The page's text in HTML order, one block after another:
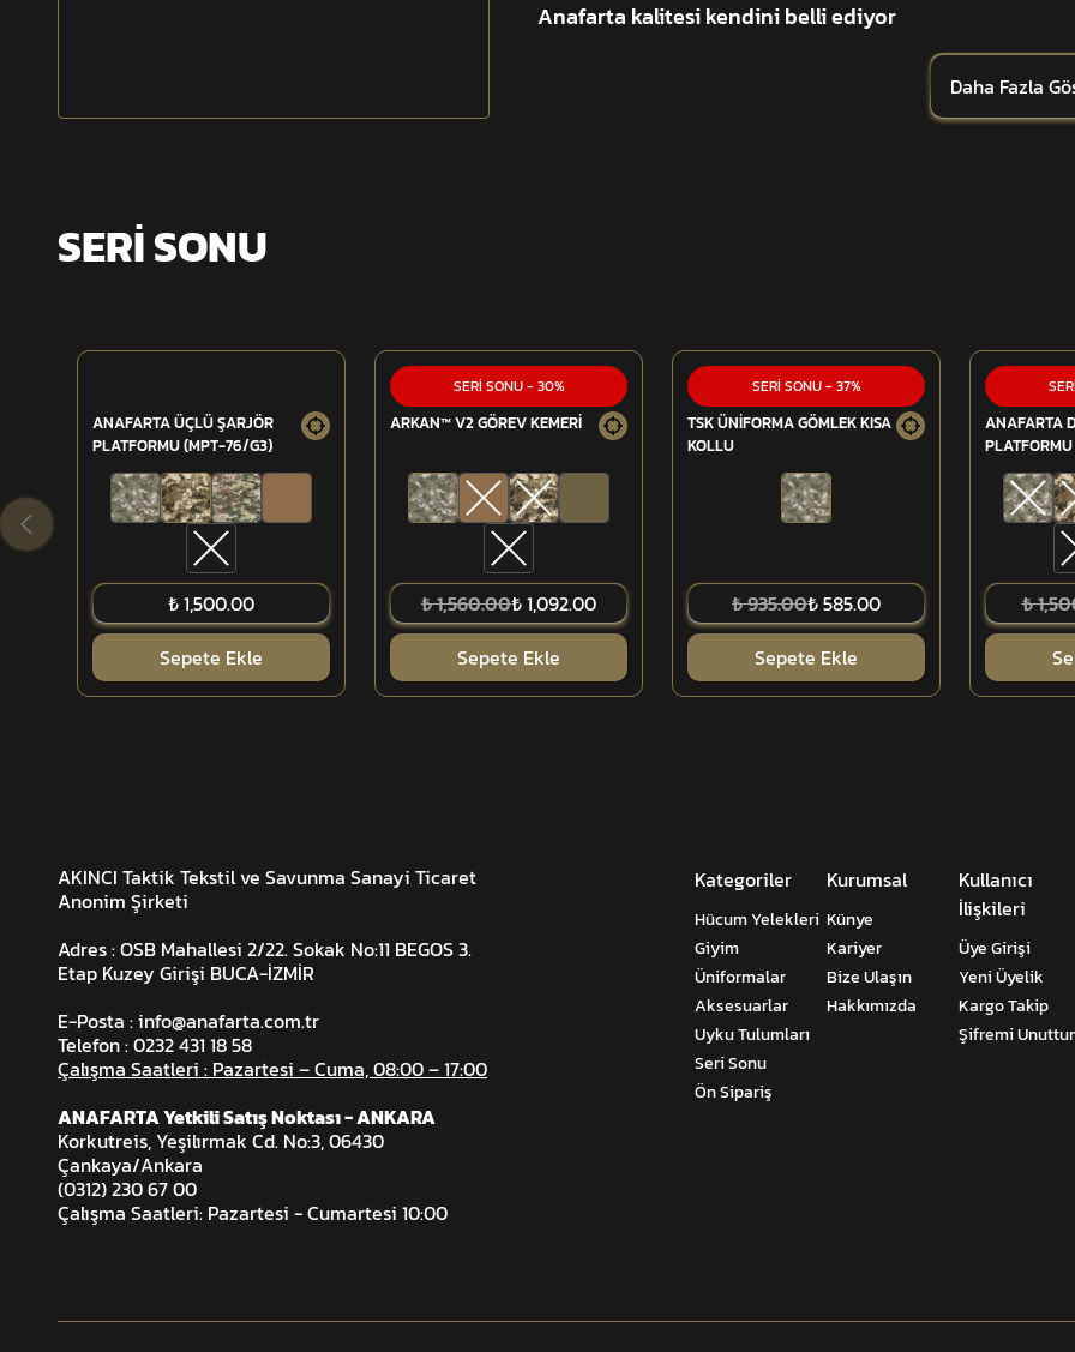
Anafarta kalitesi kendini belli ediyor
Daha Fazla
SERİ SONU
ANAFARTA ÜÇLÜ ŞARJÖR
PLATFORMU (MPT-76/G3)
₺ 1,500.00
Sepete Ekle
SERİ SONU- 30%
ARKAN™ V2 GÖREV KEMERİ
₺ 1,560.00₺ 1,092.00
Sepete Ekle
SERİ SONU- 37%
TSK ÜNİFORMA GÖMLEK KISA
KOLLU
₺ 935.00₺ 585.00
Sepete Ekle
ANAFARTA
₺
AKINCI Taktik Tekstil ve Savunma Sanayi Ticaret
Anonim Şirketi
Adres : OSB Mahallesi 2/22. Sokak No:11 BEGOS 3.
Etap Kuzey Girişi BUCA-İZMİR
E-Posta :info@anafarta.com.tr
Telefon : 0232 431 18 58
Çalışma Saatleri : Pazartesi – Cuma, 08:00 – 17:00
ANAFARTA Yetkili Satış Noktası - ANKARA
Korkutreis, Yeşilırmak Cd. No:3, 06430
Çankaya/Ankara
(0312) 230 67 00
Çalışma Saatleri: Pazartesi - Cumartesi 10:00
Kategoriler
Hücum Yelekleri
Giyim
Üniformalar
Aksesuarlar
Uyku Tulumları
Seri Sonu
Ön Sipariş
Kurumsal
Künye
Kariyer
Bize Ulaşın
Hakkımızda
Kullanıcı
İlişkileri
Üye Girişi
Yeni Üyelik
Kargo Takip
Şifremi